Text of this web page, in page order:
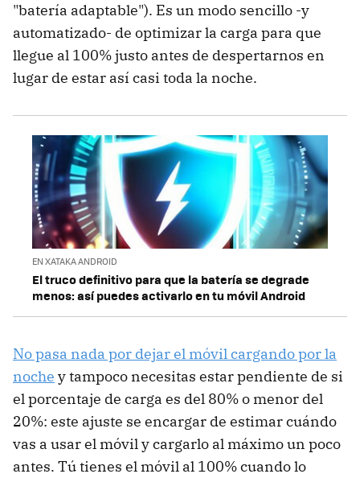
"batería adaptable"). Es un modo sencillo -y
automatizado- de optimizar la carga para que
llegue al 100% justo antes de despertarnos en
lugar de estar así casi toda la noche.
EN XATAKA ANDROID
El truco definitivo para que la batería se degrade
menos: así puedes activarlo en tu móvil Android
No pasa nada por dejar el móvil cargando por la
noche y tampoco necesitas estar pendiente de si
el porcentaje de carga es del 80% o menor del
20%: este ajuste se encargar de estimar cuándo
vas a usar el móvil y cargarlo al máximo un poco
antes. Tú tienes el móvil al 100% cuando lo